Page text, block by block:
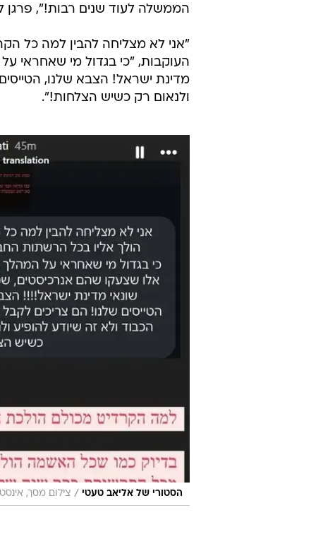
הממשלה לעוד שנים רבות!",
"אני לא מצליחה להבין למה כל
העוקבות, "כי בגדול מי שאחראי
מדינת ישראל! הצבא שלנו,
ולנאום רק כשיש הצלחות!".
הסטורי של אליאב טעטי / צילום מסך,